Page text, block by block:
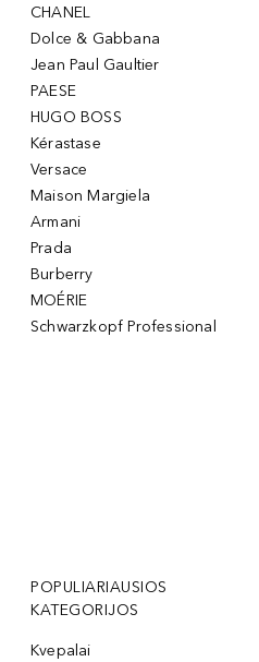
CHANEL
Dolce & Gabbana
Jean Paul Gaultier
PAESE
HUGO BOSS
Kérastase
Versace
Maison Margiela
Armani
Prada
Burberry
MOÉRIE
Schwarzkopf Professional
POPULIARIAUSIOS
KATEGORIJOS
Kvepalai